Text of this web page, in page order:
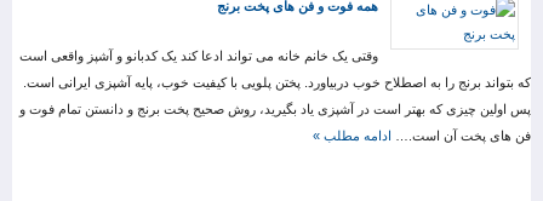
همه فوت و فن های پخت برنج
وقتی یک خانم خانه می تواند ادعا کند یک کدبانو و آشپز واقعی است
که بتواند برنج را به اصطلاح خوب دربیاورد. پختن پلویی با کیفیت خوب، پایه آشپزی ایرانی است.
پس اولین چیزی که بهتر است در آشپزی یاد بگیرید، روش صحیح پخت برنج و دانستن تمام فوت و
فن های پخت آن است.… ادامه مطلب »